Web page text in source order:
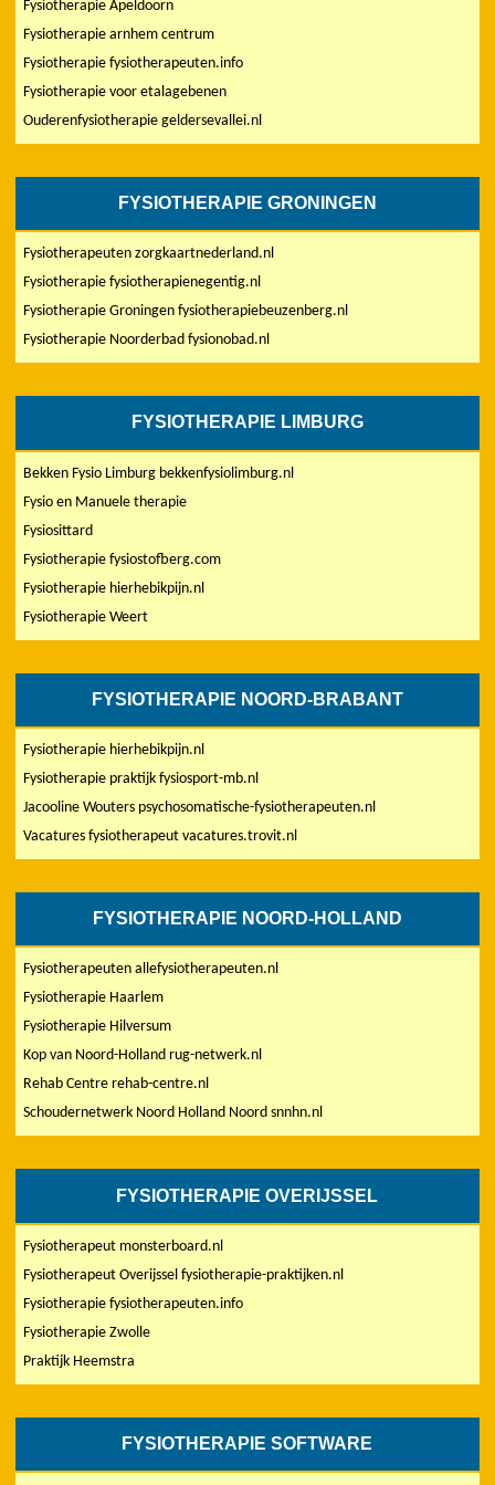
Fysiotherapie Apeldoorn
Fysiotherapie arnhem centrum
Fysiotherapie fysiotherapeuten.info
Fysiotherapie voor etalagebenen
Ouderenfysiotherapie geldersevallei.nl
FYSIOTHERAPIE GRONINGEN
Fysiotherapeuten zorgkaartnederland.nl
Fysiotherapie fysiotherapienegentig.nl
Fysiotherapie Groningen fysiotherapiebeuzenberg.nl
Fysiotherapie Noorderbad fysionobad.nl
FYSIOTHERAPIE LIMBURG
Bekken Fysio Limburg bekkenfysiolimburg.nl
Fysio en Manuele therapie
Fysiosittard
Fysiotherapie fysiostofberg.com
Fysiotherapie hierhebikpijn.nl
Fysiotherapie Weert
FYSIOTHERAPIE NOORD-BRABANT
Fysiotherapie hierhebikpijn.nl
Fysiotherapie praktijk fysiosport-mb.nl
Jacooline Wouters psychosomatische-fysiotherapeuten.nl
Vacatures fysiotherapeut vacatures.trovit.nl
FYSIOTHERAPIE NOORD-HOLLAND
Fysiotherapeuten allefysiotherapeuten.nl
Fysiotherapie Haarlem
Fysiotherapie Hilversum
Kop van Noord-Holland rug-netwerk.nl
Rehab Centre rehab-centre.nl
Schoudernetwerk Noord Holland Noord snnhn.nl
FYSIOTHERAPIE OVERIJSSEL
Fysiotherapeut monsterboard.nl
Fysiotherapeut Overijssel fysiotherapie-praktijken.nl
Fysiotherapie fysiotherapeuten.info
Fysiotherapie Zwolle
Praktijk Heemstra
FYSIOTHERAPIE SOFTWARE